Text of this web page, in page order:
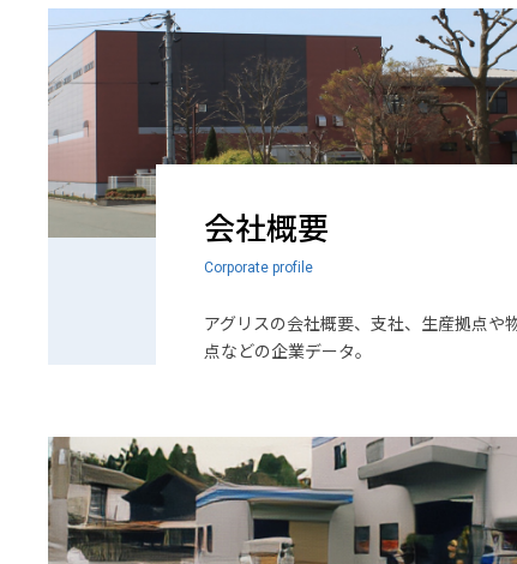
会社概要
Corporate profile
アグリスの会社概要、支社、生産拠点や
点などの企業データ。